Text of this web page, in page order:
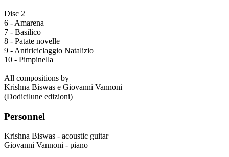
Disc 2
6 - Amarena
7 - Basilico
8 - Patate novelle
9 - Antiriciclaggio Natalizio
10 - Pimpinella
All compositions by
Krishna Biswas e Giovanni Vannoni
(Dodicilune edizioni)
Personnel
Krishna Biswas - acoustic guitar
Giovanni Vannoni - piano